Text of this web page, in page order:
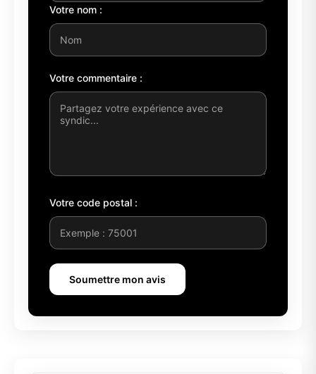
Votre nom :
Votre commentaire :
Votre code postal :
Soumettre mon avis